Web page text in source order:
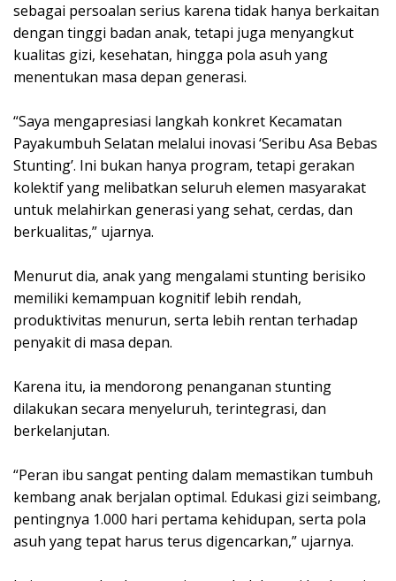
sebagai persoalan serius karena tidak hanya berkaitan
dengan tinggi badan anak, tetapi juga menyangkut
kualitas gizi, kesehatan, hingga pola asuh yang
menentukan masa depan generasi.
“Saya mengapresiasi langkah konkret Kecamatan
Payakumbuh Selatan melalui inovasi ‘Seribu Asa Bebas
Stunting’. Ini bukan hanya program, tetapi gerakan
kolektif yang melibatkan seluruh elemen masyarakat
untuk melahirkan generasi yang sehat, cerdas, dan
berkualitas,” ujarnya.
Menurut dia, anak yang mengalami stunting berisiko
memiliki kemampuan kognitif lebih rendah,
produktivitas menurun, serta lebih rentan terhadap
penyakit di masa depan.
Karena itu, ia mendorong penanganan stunting
dilakukan secara menyeluruh, terintegrasi, dan
berkelanjutan.
“Peran ibu sangat penting dalam memastikan tumbuh
kembang anak berjalan optimal. Edukasi gizi seimbang,
pentingnya 1.000 hari pertama kehidupan, serta pola
asuh yang tepat harus terus digencarkan,” ujarnya.